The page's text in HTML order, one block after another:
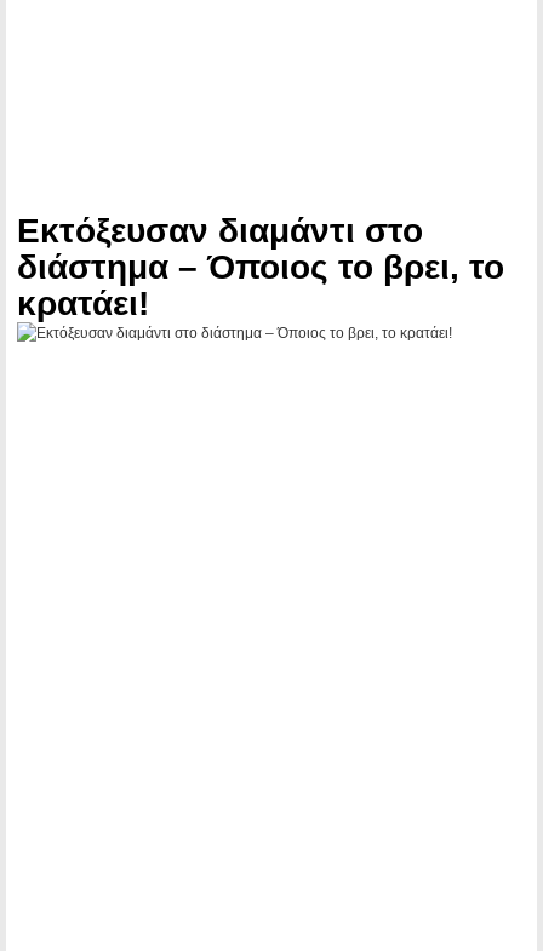
Εκτόξευσαν διαμάντι στο
διάστημα – Όποιος το βρει, το
κρατάει!